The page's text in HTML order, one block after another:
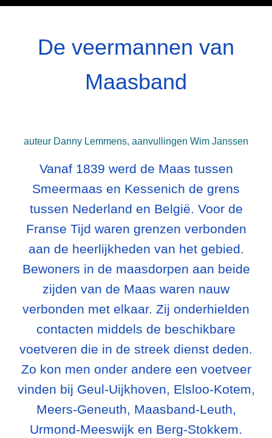
De veermannen van
Maasband
auteur Danny Lemmens, aanvullingen Wim Janssen
Vanaf 1839 werd de Maas tussen
Smeermaas en Kessenich de grens
tussen Nederland en België. Voor de
Franse Tijd waren grenzen verbonden
aan de heerlijkheden van het gebied.
Bewoners in de maasdorpen aan beide
zijden van de Maas waren nauw
verbonden met elkaar. Zij onderhielden
contacten middels de beschikbare
voetveren die in de streek dienst deden.
Zo kon men onder andere een voetveer
vinden bij Geul-Uijkhoven, Elsloo-Kotem,
Meers-Geneuth, Maasband-Leuth,
Urmond-Meeswijk en Berg-Stokkem.